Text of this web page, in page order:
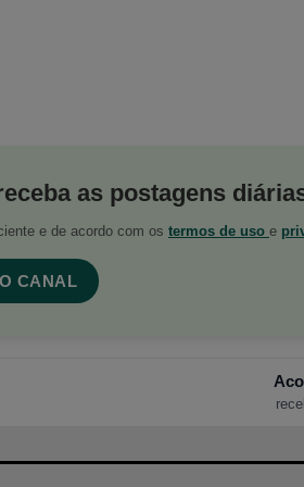
as postagens
e de acordo com os termos de uso e
CANAL